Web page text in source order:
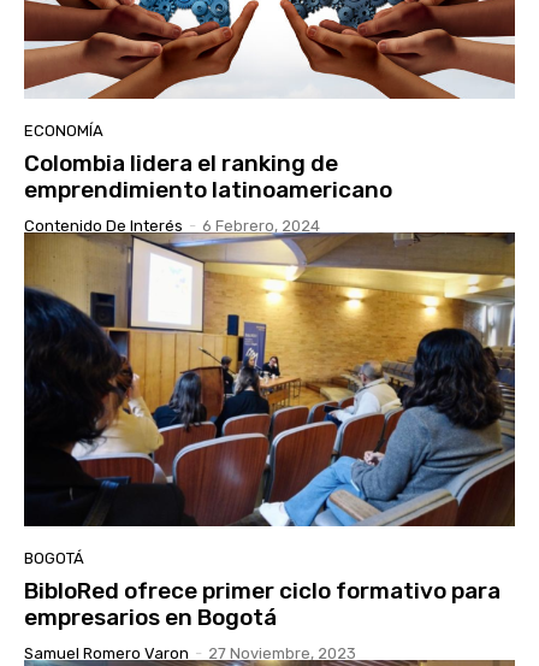
ECONOMÍA
Colombia lidera el ranking de
emprendimiento latinoamericano
Contenido De Interés - 6 Febrero, 2024
BOGOTÁ
BibloRed ofrece primer ciclo formativo para
empresarios en Bogotá
Samuel Romero Varon - 27 Noviembre, 2023